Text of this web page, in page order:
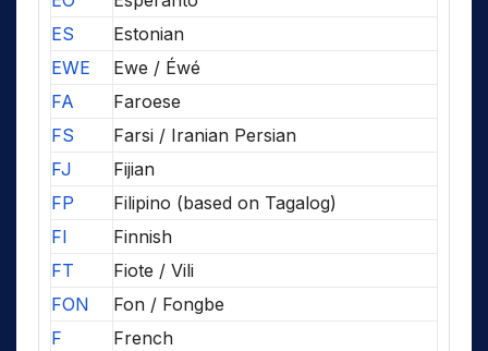
ES
Estonian
EWE
Ewe / Éwé
FA
Faroese
FS
Farsi / Iranian Persian
FJ
Fijian
FP
Filipino (based on Tagalog)
FI
Finnish
FT
Fiote / Vili
FON
Fon / Fongbe
F
French